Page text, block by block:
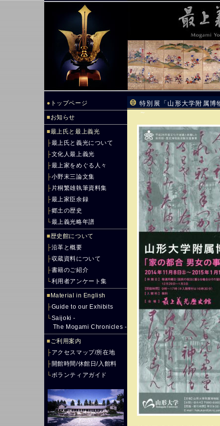
● トップページ
■お知らせ
■最上氏と最上義光
├最上氏と義光について
├文化人最上義光
├最上家をめぐる人々
├小野末三論文集
├ 片桐繁雄執筆資料集
├最上家臣余録
├郷土の歴史
└最上義光略年譜
■歴史館について
├沿革と概要
├収蔵資料について
├書籍のご紹介
└利用者アンケート集
■ Material in English
├Guide to our Exhibits
└Saijoki -
The Mogami Chronicles -
■ご利用案内
├アクセスマップ/所在地
├開館時間/休館日/入館料
└ボランティアガイド
特別展「山形大学附属博
～